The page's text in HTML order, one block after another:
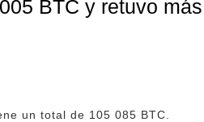
BTC y retuvo
un total de 105 085 BTC.